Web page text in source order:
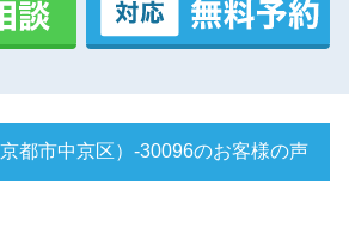
都市中京区）-30096のお客様の声